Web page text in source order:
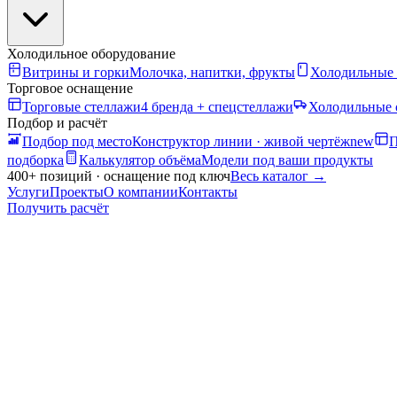
Холодильное оборудование
Витрины и горкиМолочка, напитки, фрукты
Торговое оснащение
Торговые стеллажи4 бренда + спецстеллажи Холодильные
Подбор и расчёт
Подбор под местоКонструктор линии · живой чертёжnew
подборка
Калькулятор объёмаМодели под ваши продукты
400+ позиций · оснащение под ключВесь каталог →
УслугиПроектыО компанииКонтакты
Получить расчёт